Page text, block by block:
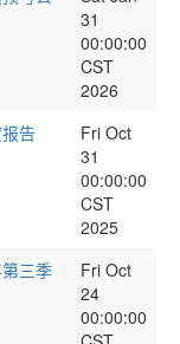
31
00:00:00
CST
2026
告
Fri Oct
31
00:00:00
CST
2025
三季
Fri Oct
24
00:00:00